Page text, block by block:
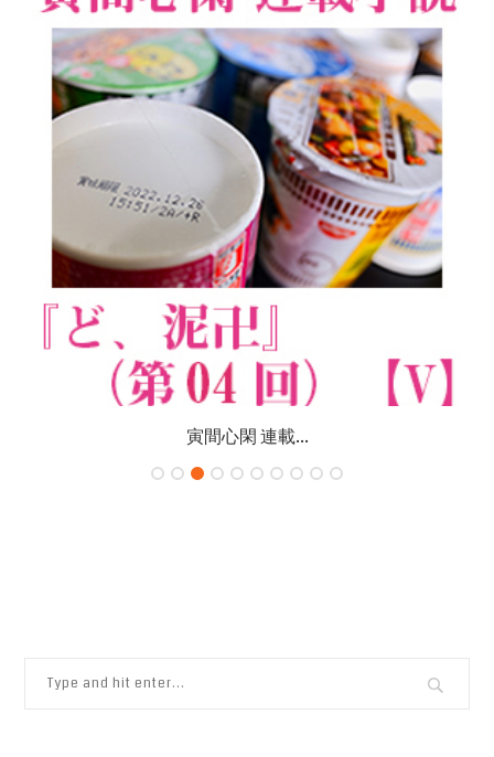
寅間心閑 連載...